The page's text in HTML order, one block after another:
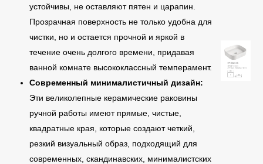
устойчивы, не оставляют пятен и царапин.
Прозрачная поверхность не только удобна для
чистки, но и остается прочной и яркой в
течение очень долгого времени, придавая
ванной комнате высококлассный темперамент.
Современный минималистичный дизайн:
Эти великолепные керамические раковины
ручной работы имеют прямые, чистые,
квадратные края, которые создают четкий,
резкий визуальный образ, подходящий для
современных, скандинавских, минималистских